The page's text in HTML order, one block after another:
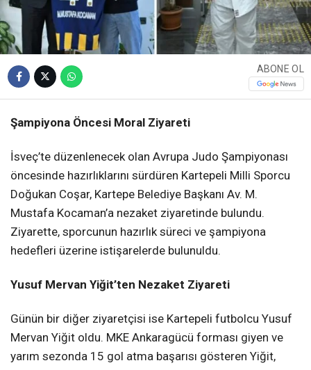
ABONE OL
Şampiyona Öncesi Moral Ziyareti
İsveç’te düzenlenecek olan Avrupa Judo Şampiyonası
öncesinde hazırlıklarını sürdüren Kartepeli Milli Sporcu
Doğukan Coşar, Kartepe Belediye Başkanı Av. M.
Mustafa Kocaman’a nezaket ziyaretinde bulundu.
Ziyarette, sporcunun hazırlık süreci ve şampiyona
hedefleri üzerine istişarelerde bulunuldu.
Yusuf Mervan Yiğit’ten Nezaket Ziyareti
Günün bir diğer ziyaretçisi ise Kartepeli futbolcu Yusuf
Mervan Yiğit oldu. MKE Ankaragücü forması giyen ve
yarım sezonda 15 gol atma başarısı gösteren Yiğit,